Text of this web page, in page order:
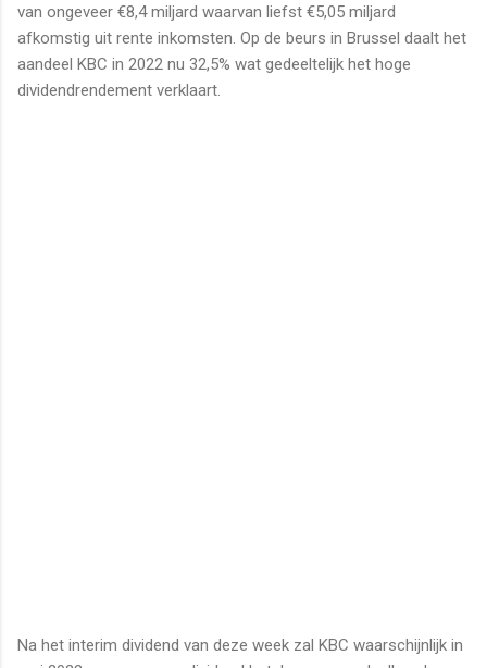
van ongeveer €8,4 miljard waarvan liefst €5,05 miljard
afkomstig uit rente inkomsten. Op de beurs in Brussel daalt het
aandeel KBC in 2022 nu 32,5% wat gedeeltelijk het hoge
dividendrendement verklaart.
Na het interim dividend van deze week zal KBC waarschijnlijk in